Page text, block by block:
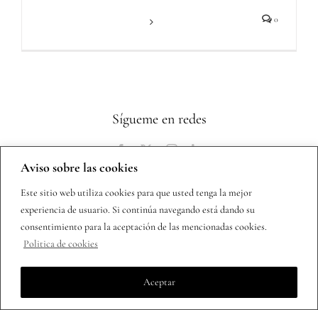
Aviso sobre las cookies
Este sitio web utiliza cookies para que usted tenga la mejor
experiencia de usuario. Si continúa navegando está dando su
consentimiento para la aceptación de las mencionadas cookies.
Politica de cookies
Aceptar
0
Sígueme en redes
Copyright 2025 | Todos los derechos reservados |